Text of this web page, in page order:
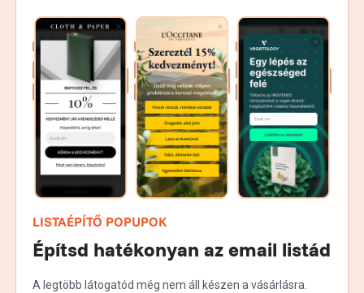
LISTAÉPÍTŐ POPUPOK
Építsd hatékonyan az email listád
A legtöbb látogatód még nem áll készen a vásárlásra.